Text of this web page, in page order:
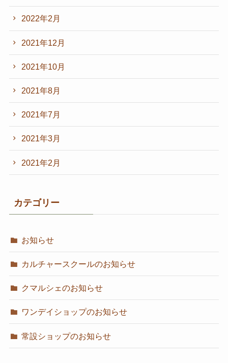
2022年2月
2021年12月
2021年10月
2021年8月
2021年7月
2021年3月
2021年2月
カテゴリー
お知らせ
カルチャースクールのお知らせ
クマルシェのお知らせ
ワンデイショップのお知らせ
常設ショップのお知らせ